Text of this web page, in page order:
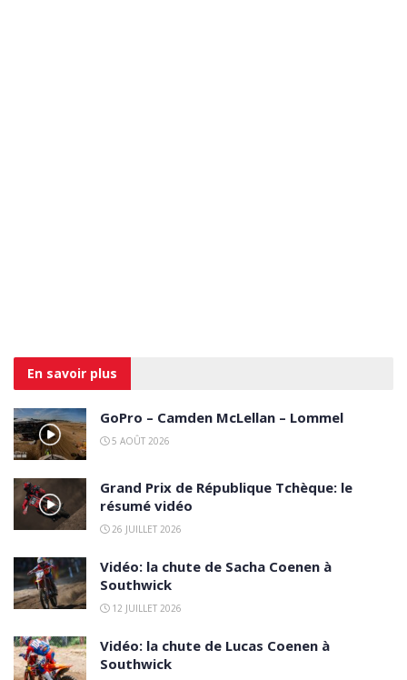
En savoir plus
GoPro – Camden McLellan – Lommel
5 AOÛT 2026
Grand Prix de République Tchèque: le
résumé vidéo
26 JUILLET 2026
Vidéo: la chute de Sacha Coenen à
Southwick
12 JUILLET 2026
Vidéo: la chute de Lucas Coenen à
Southwick